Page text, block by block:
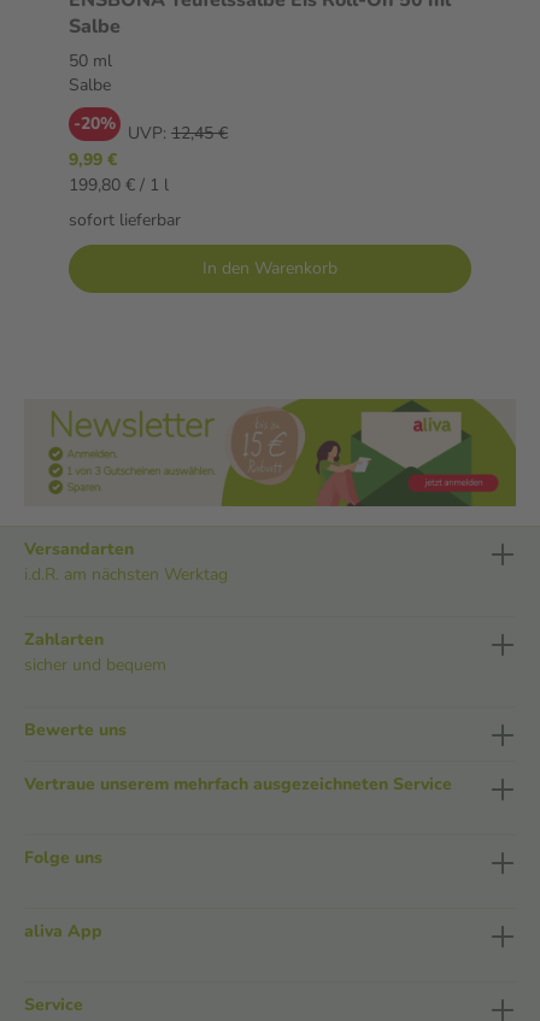
Salbe
50 ml
Salbe
-20% UVP: 12,45 €
9,99 €
199,80 € / 1 l
sofort lieferbar
In den Warenkorb
Versandarten
i.d.R. am nächsten Werktag
Zahlarten
sicher und bequem
Bewerte uns
Vertraue unserem mehrfach ausgezeichneten Service
Folge uns
aliva App
Service